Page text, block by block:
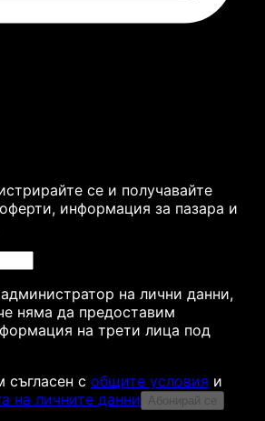
се и получавайте
информация за пазара и
на лични данни,
няма да предоставим
на трети лица под
с общите условия и
на личните данни
Абонирай се